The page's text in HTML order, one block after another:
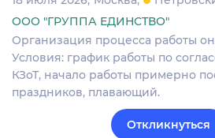
ООО "ГРУППА ЕДИНСТВО"
Организация процесса работы
Условия: график работы по
КЗоТ, начало работы примерно
праздников, плавающий.
Откликнуться